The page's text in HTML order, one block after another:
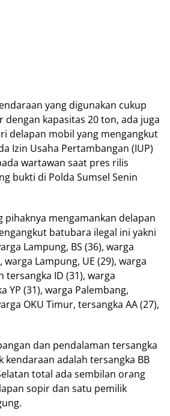
yang digunakan cukup
kapasitas 20 ton, ada juga
delapan mobil yang mengangkut
Izin Usaha Pertambangan (IUP)
wartawan saat pres rilis
bukti di Polda Sumsel Senin
pihaknya mengamankan delapan
batubara ilegal ini yakni
Lampung, BS (36), warga
warga Lampung, UE (29), warga
tersangka ID (31), warga
YP (31), warga Palembang,
OKU Timur, tersangka AA (27),
dan pendalaman tersangka
kendaraan adalah tersangka BB
total ada sembilan orang
sopir dan satu pemilik